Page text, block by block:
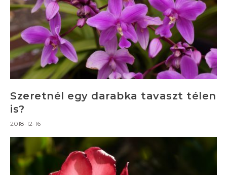
Szeretnél egy darabka tavaszt télen
is?
2018-12-16